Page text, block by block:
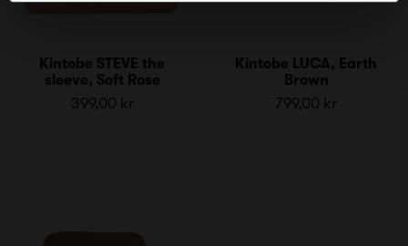
Kintobe STEVE the
sleeve, Soft Rose
399,00 kr
Kintobe LUCA, Earth
Brown
799,00 kr